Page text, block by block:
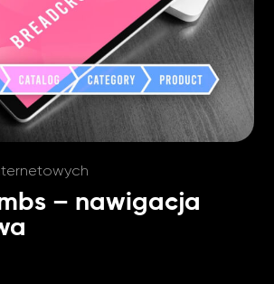
– nawigacja